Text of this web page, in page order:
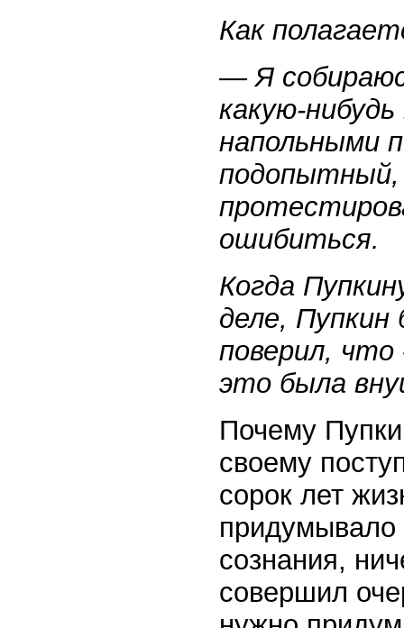
Как
— Я
какую-
напольными
подопытный,
ошибиться.
Когда
деле, Пупкин
поверил,
это была
Почему
своему
сорок лет
придумывало
сознания,
совершил